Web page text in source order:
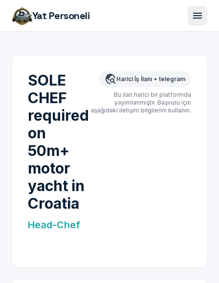
Yat Personeli menu
SOLE
CHEF
required
on
50m+
motor
yacht in
Croatia
Head-Chef
travel_explore Harici İş İlanı • telegram
Bu ilan harici bir platformda
yayımlanmıştır. Başvuru için
aşağıdaki iletişim bilgilerini kullanın.